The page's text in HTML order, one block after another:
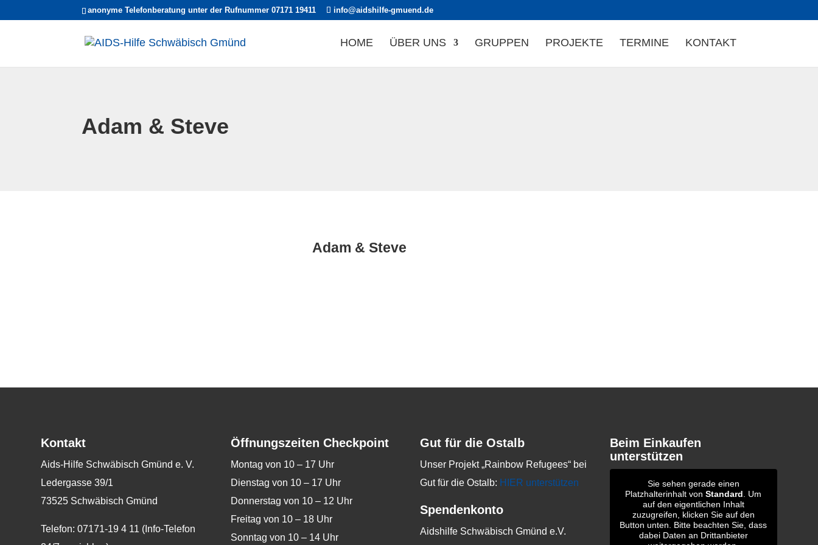
anonyme Telefonberatung unter der Rufnummer 07171 19411 info@aidshilfe-gmuend.de
HOME ÜBER UNS GRUPPEN PROJEKTE TERMINE KONTAKT
Adam & Steve
Adam & Steve
Kontakt
Aids-Hilfe Schwäbisch Gmünd e. V.
Ledergasse 39/1
73525 Schwäbisch Gmünd
Telefon: 07171-19 4 11 (Info-Telefon
Öffnungszeiten Checkpoint
Montag von 10 – 17 Uhr
Dienstag von 10 – 17 Uhr
Donnerstag von 10 – 12 Uhr
Freitag von 10 – 18 Uhr
Sonntag von 10 – 14 Uhr
Gut für die Ostalb
Unser Projekt „Rainbow Refugees“ bei
Gut für die Ostalb: HIER unterstützen
Spendenkonto
Aidshilfe Schwäbisch Gmünd e.V.
Beim Einkaufen
unterstützen
Sie sehen gerade einen
Platzhalterinhalt vonStandard. Um
auf den eigentlichen Inhalt
zuzugreifen, klicken Sie auf den
Button unten. Bitte beachten Sie, dass
dabei Daten an Drittanbieter